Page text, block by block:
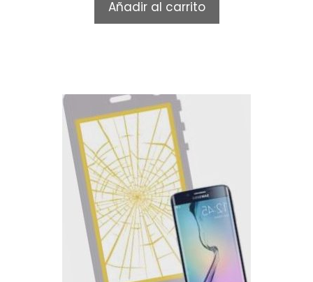
o
f
5
Añadir al carrito